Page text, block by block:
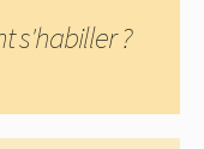
s'habiller ?